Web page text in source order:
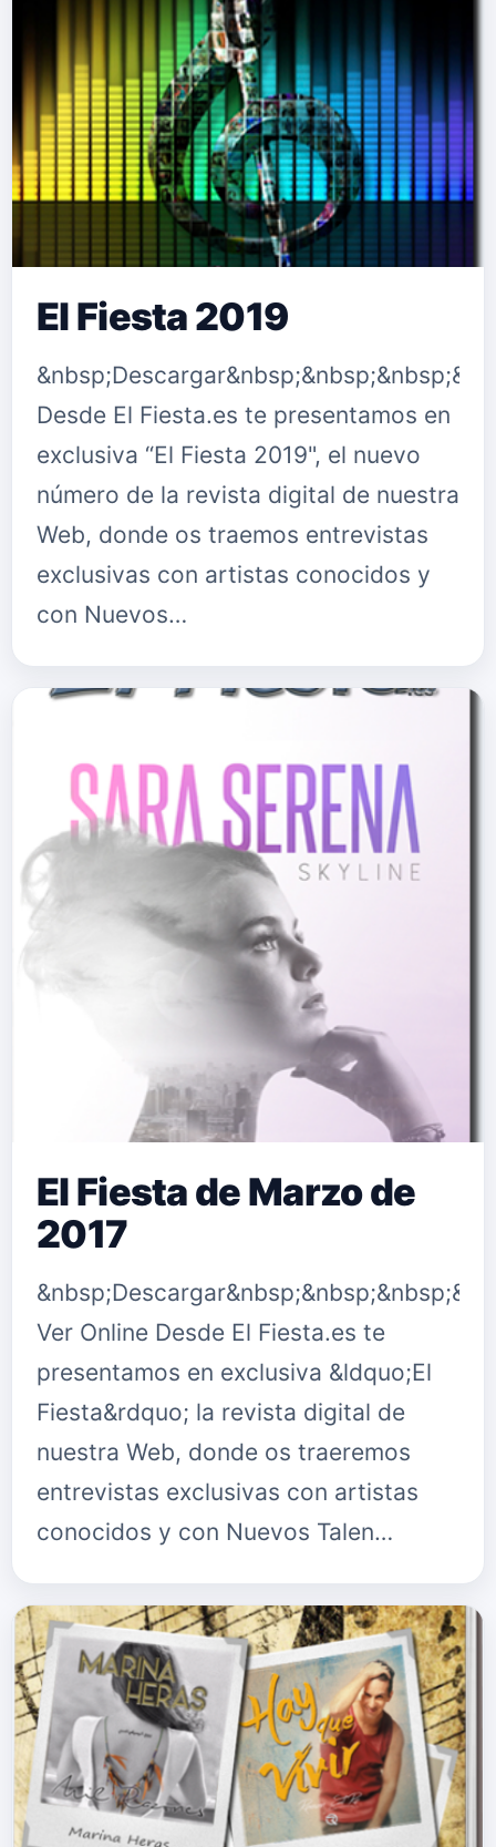
El Fiesta 2019
Desde El Fiesta.es te presentamos en
exclusiva “El Fiesta 2019", el nuevo
número de la revista digital de nuestra
Web, donde os traemos entrevistas
exclusivas con artistas conocidos y
con Nuevos…
El Fiesta de Marzo de
2017
Ver Online Desde El Fiesta.es te
presentamos en exclusiva &ldquo;El
Fiesta&rdquo; la revista digital de
nuestra Web, donde os traeremos
entrevistas exclusivas con artistas
conocidos y con Nuevos Talen…